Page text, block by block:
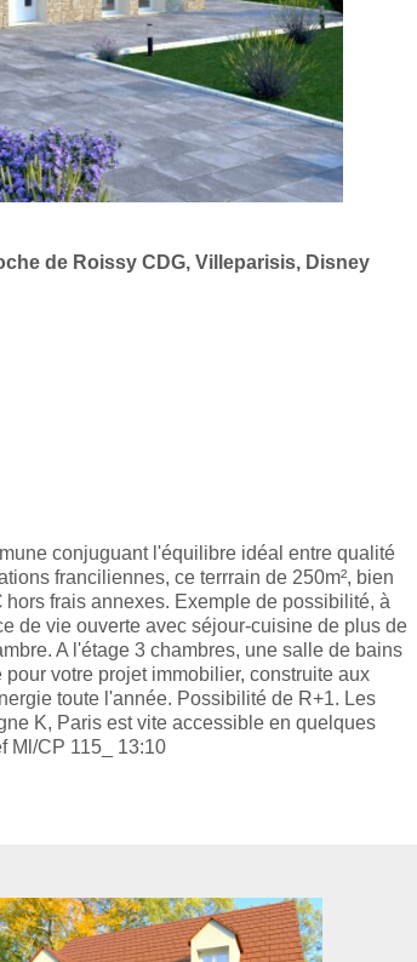
de Roissy CDG, Villeparisis, Disney
conjuguant l'équilibre idéal entre qualité
franciliennes, ce terrrain de 250m², bien
frais annexes. Exemple de possibilité, à
de vie ouverte avec séjour-cuisine de plus de
A l'étage 3 chambres, une salle de bains
votre projet immobilier, construite aux
toute l'année. Possibilité de R+1. Les
K, Paris est vite accessible en quelques
Ml/CP 115_ 13:10